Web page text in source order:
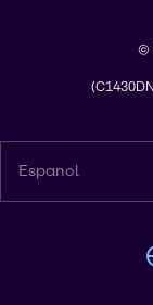
©
Espanol